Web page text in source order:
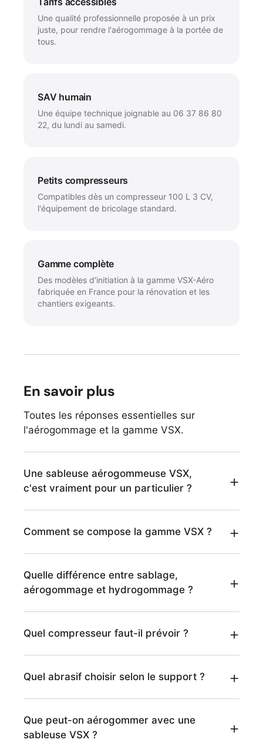
Une qualité professionnelle proposée à un prix
juste, pour rendre l'aérogommage à la portée de
tous.
SAV humain
Une équipe technique joignable au 06 37 86 80
22, du lundi au samedi.
Petits compresseurs
Compatibles dès un compresseur 100 L 3 CV,
l'équipement de bricolage standard.
Gamme complète
Des modèles d'initiation à la gamme VSX-Aéro
fabriquée en France pour la rénovation et les
chantiers exigeants.
En savoir plus
Toutes les réponses essentielles sur
l'aérogommage et la gamme VSX.
Une sableuse aérogommeuse VSX,
c'est vraiment pour un particulier ?
Comment se compose la gamme VSX ?
Quelle différence entre sablage,
aérogommage et hydrogommage ?
Quel compresseur faut-il prévoir ?
Quel abrasif choisir selon le support ?
Que peut-on aérogommer avec une
sableuse VSX ?